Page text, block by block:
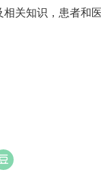
关知识，患者和